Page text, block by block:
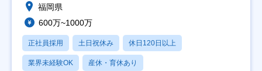
福岡県
600万~1000万
正社員採用 土日祝休み 休日120日以上
業界未経験OK 産休・育休あり